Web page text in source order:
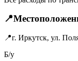
📍
📍г. Иркутск, ул.
Б/у